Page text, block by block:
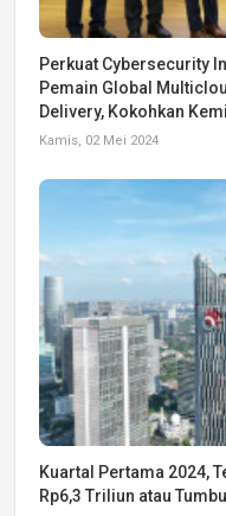
Perkuat Cybersecurity
Pemain Global
Delivery, Kokohkan
Kamis, 02 Mei 2024
Kuartal Pertama 2024,
Rp6,3 Triliun atau